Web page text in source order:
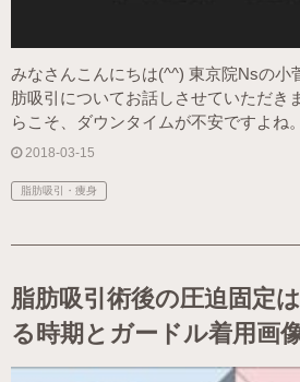
みなさんこんにちは(^^) 東京院Nsの
肪吸引についてお話しさせていただ
らこそ、ダウンタイムが不安ですよ
2018-03-15
脂肪吸引・痩身
脂肪吸引術後の圧迫固定
る時期とガードル着用画